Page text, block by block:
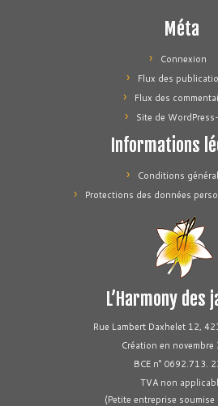
Méta
Connexion
Flux des
Flux des
Site de
Informations
Conditions
Protections des données
L’Harmony des
Rue Lambert Daxhelet 12,
Création en novembre
BCE n° 0692.713.
TVA non
(Petite entreprise soumise